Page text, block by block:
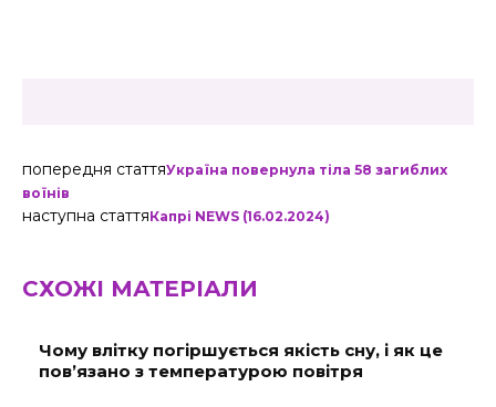
попередня статтяУкраїна повернула тіла 58 загиблих
воїнів
наступна статтяКапрі NEWS (16.02.2024)
СХОЖІ МАТЕРІАЛИ
Чому влітку погіршується якість сну, і як це
пов’язано з температурою повітря